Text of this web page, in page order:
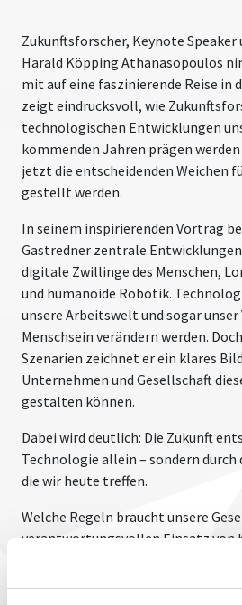
Zukunftsforscher, Keynote Speaker
Harald Köpping Athanasopoulos
mit auf eine faszinierende Reise in
zeigt eindrucksvoll, wie
technologischen Entwicklungen
kommenden Jahren prägen
jetzt die entscheidenden Weichen
gestellt werden.
In seinem inspirierenden Vortrag
Gastredner zentrale
digitale Zwillinge des Menschen,
und humanoide Robotik.
unsere Arbeitswelt und sogar unser
Menschsein verändern werden.
Szenarien zeichnet er ein klares
Unternehmen und Gesellschaft
gestalten können.
Dabei wird deutlich: Die Zukunft
Technologie allein – sondern durch
die wir heute treffen.
Welche Regeln braucht unsere
verantwortungsvollen Einsatz von
Unternehmen sicherstellen, dass